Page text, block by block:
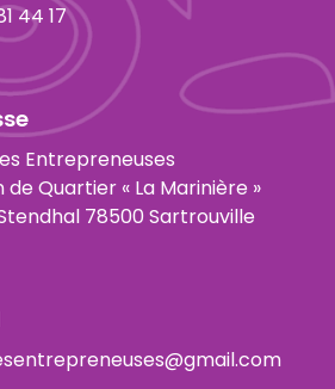
44 17
Entrepreneuses
de Quartier « La Marinière »
78500 Sartrouville